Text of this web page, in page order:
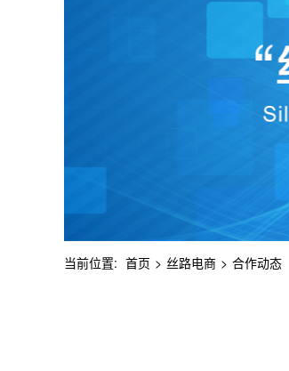
当前位置: 首页 > 丝路电商 > 合作动态